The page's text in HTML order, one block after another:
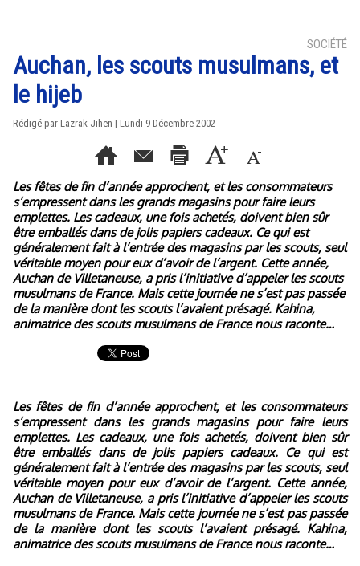
SOCIÉTÉ
Auchan, les scouts musulmans, et
le hijeb
Rédigé par Lazrak Jihen | Lundi 9 Décembre 2002
Les fêtes de fin d’année approchent, et les consommateurs
s’empressent dans les grands magasins pour faire leurs
emplettes. Les cadeaux, une fois achetés, doivent bien sûr
être emballés dans de jolis papiers cadeaux. Ce qui est
généralement fait à l’entrée des magasins par les scouts, seul
véritable moyen pour eux d’avoir de l’argent. Cette année,
Auchan de Villetaneuse, a pris l’initiative d’appeler les scouts
musulmans de France. Mais cette journée ne s’est pas passée
de la manière dont les scouts l’avaient présagé. Kahina,
animatrice des scouts musulmans de France nous raconte…
Les fêtes de fin d’année approchent, et les consommateurs
s’empressent dans les grands magasins pour faire leurs
emplettes. Les cadeaux, une fois achetés, doivent bien sûr
être emballés dans de jolis papiers cadeaux. Ce qui est
généralement fait à l’entrée des magasins par les scouts, seul
véritable moyen pour eux d’avoir de l’argent. Cette année,
Auchan de Villetaneuse, a pris l’initiative d’appeler les scouts
musulmans de France. Mais cette journée ne s’est pas passée
de la manière dont les scouts l’avaient présagé. Kahina,
animatrice des scouts musulmans de France nous raconte…